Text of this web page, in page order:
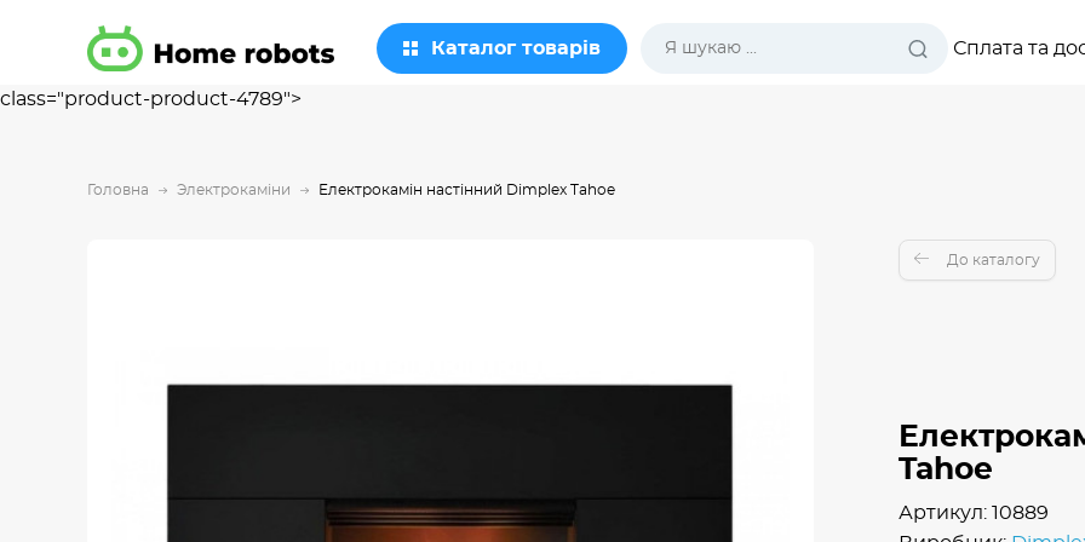
class="product-product-4789">
Каталог товарів Сплата та
Головна Электрокаміни Електрокамін настінний Dimplex Tahoe
До каталогу
Tahoe
Артикул: 10889